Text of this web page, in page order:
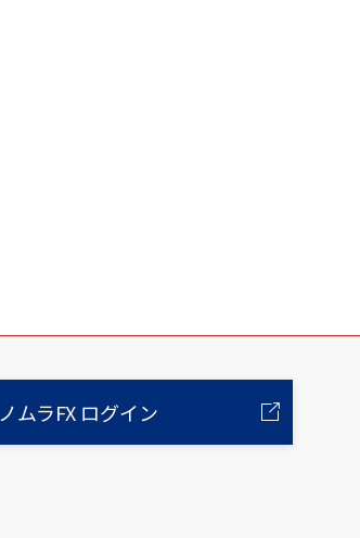
ノムラFX ログイン